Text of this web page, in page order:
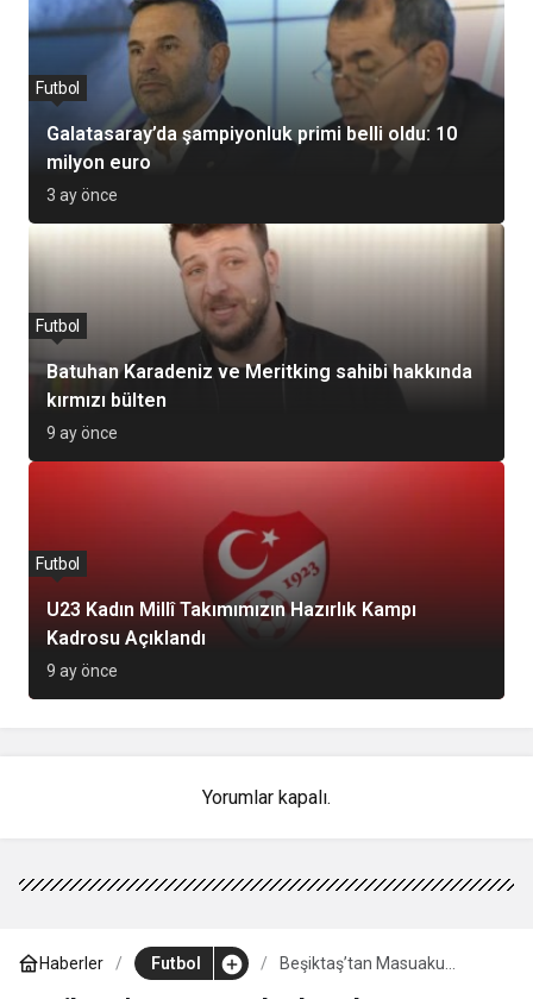
Galatasaray’da şampiyonluk primi belli oldu: 10
milyon euro
Futbol
3 ay önce
Batuhan Karadeniz ve Meritking sahibi hakkında
kırmızı bülten
Futbol
9 ay önce
U23 Kadın Millî Takımımızın Hazırlık Kampı
Kadrosu Açıklandı
Futbol
9 ay önce
Yorumlar kapalı.
Haberler Futbol
Beşiktaş’tan Masuaku